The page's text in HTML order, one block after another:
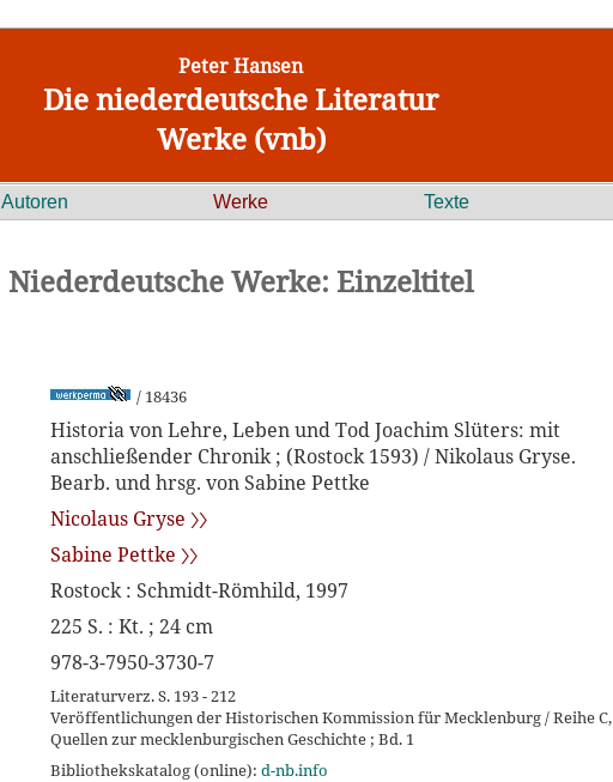
Peter Hansen
Die niederdeutsche Literatur
Werke (vnb)
Autoren Werke Texte
Niederdeutsche Werke: Einzeltitel
/ 18436
Historia von Lehre, Leben und Tod Joachim Slüters: mit
anschließender Chronik ; (Rostock 1593) / Nikolaus Gryse.
Bearb. und hrsg. von Sabine Pettke
Nicolaus Gryse 〉〉
Sabine Pettke 〉〉
Rostock : Schmidt-Römhild, 1997
225 S. : Kt. ; 24 cm
978-3-7950-3730-7
Literaturverz. S. 193 - 212
Veröffentlichungen der Historischen Kommission für Mecklenburg / Reihe C,
Quellen zur mecklenburgischen Geschichte ; Bd. 1
Bibliothekskatalog (online): d-nb.info